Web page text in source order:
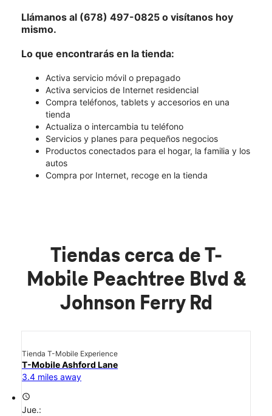
Llámanos al (678) 497-0825 o visítanos hoy
mismo.
Lo que encontrarás en la tienda:
Activa servicio móvil o prepagado
Activa servicios de Internet residencial
Compra teléfonos, tablets y accesorios en una
tienda
Actualiza o intercambia tu teléfono
Servicios y planes para pequeños negocios
Productos conectados para el hogar, la familia y los
autos
Compra por Internet, recoge en la tienda
Tiendas cerca de T-
Mobile Peachtree Blvd &
Johnson Ferry Rd
Tienda T-Mobile Experience
T-Mobile Ashford Lane
3.4 miles away
access_time
Jue.: